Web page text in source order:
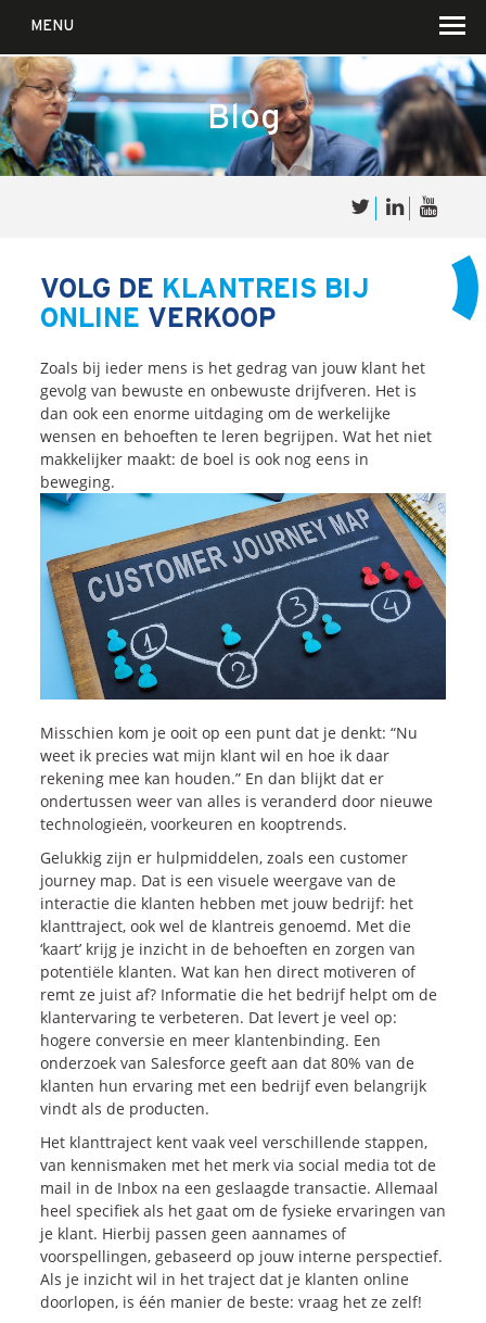
MENU
Waar wij in geloven …
Voor wie?
Iets over joúw SalesCultuur
De partners
Onze dienstverlening
Commerciële diagnoses
(Sales)Cultuurtransformaties
Diagnosewinnende
Tenders
EenwinnendeTender
Gripop je Toekomst
ProgrammaManagement
Rollenin Sales
SalesDevelopmentProgramma
SalesCultuurAssessment
Persoonlijkheidsprofielen
Inspiratie
Blogs
Vlogs
Cases
Neem Contact op
Contact
Inschrijven SalesCultuur-nieuws
Blog
VOLG DE KLANTREIS BIJ
ONLINE VERKOOP
Zoals bij ieder mens is het gedrag van jouw klant het
gevolg van bewuste en onbewuste drijfveren. Het is
dan ook een enorme uitdaging om de werkelijke
wensen en behoeften te leren begrijpen. Wat het niet
makkelijker maakt: de boel is ook nog eens in
beweging.
Misschien kom je ooit op een punt dat je denkt: “Nu
weet ik precies wat mijn klant wil en hoe ik daar
rekening mee kan houden.” En dan blijkt dat er
ondertussen weer van alles is veranderd door nieuwe
technologieën, voorkeuren en kooptrends.
Gelukkig zijn er hulpmiddelen, zoals een customer
journey map. Dat is een visuele weergave van de
interactie die klanten hebben met jouw bedrijf: het
klanttraject, ook wel de klantreis genoemd. Met die
‘kaart’ krijg je inzicht in de behoeften en zorgen van
potentiële klanten. Wat kan hen direct motiveren of
remt ze juist af? Informatie die het bedrijf helpt om de
klantervaring te verbeteren. Dat levert je veel op:
hogere conversie en meer klantenbinding. Een
onderzoek van Salesforce geeft aan dat 80% van de
klanten hun ervaring met een bedrijf even belangrijk
vindt als de producten.
Het klanttraject kent vaak veel verschillende stappen,
van kennismaken met het merk via social media tot de
mail in de Inbox na een geslaagde transactie. Allemaal
heel specifiek als het gaat om de fysieke ervaringen van
je klant. Hierbij passen geen aannames of
voorspellingen, gebaseerd op jouw interne perspectief.
Als je inzicht wil in het traject dat je klanten online
doorlopen, is één manier de beste: vraag het ze zelf!